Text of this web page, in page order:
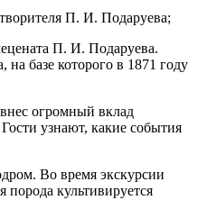
П. И. Подаруева;
П. И. Подаруева.
базе которого в 1871 году
огромный вклад
узнают, какие события
Во время экскурсии
культивируется